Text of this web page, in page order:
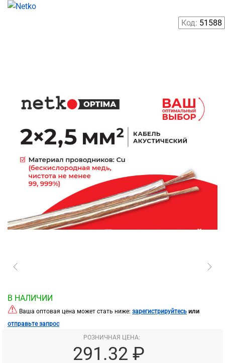
Код: 51588
В НАЛИЧИИ
Ваша оптовая цена может стать ниже: зарегистрируйтесь или
отправьте запрос
РОЗНИЧНАЯ ЦЕНА:
291.32 ₽